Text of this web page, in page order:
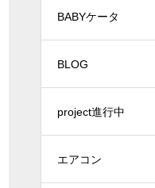
project進行中
BABYケータ
BLOG
project進行中
エアコン